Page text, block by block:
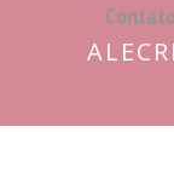
Contato